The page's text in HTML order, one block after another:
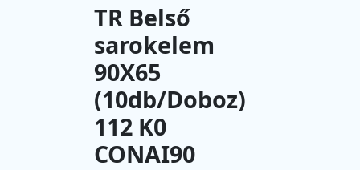
TR Belső
sarokelem
90X65
(10db/Doboz)
112 K0
CONAI90